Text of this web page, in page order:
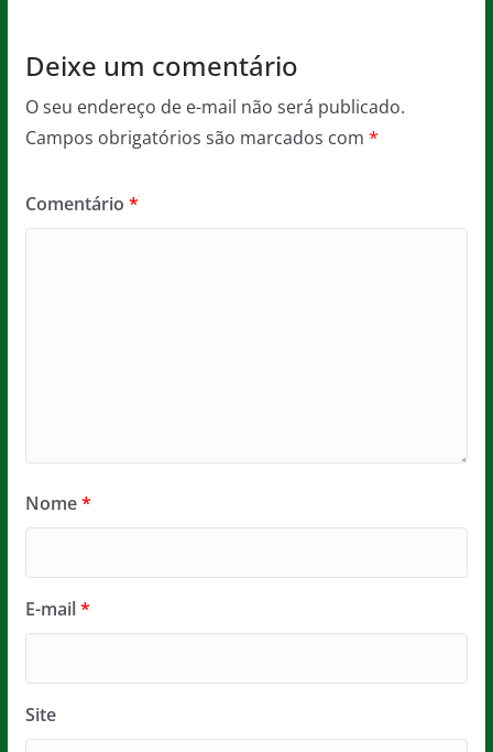
Deixe um comentário
O seu endereço de e-mail não será publicado.
Campos obrigatórios são marcados com *
Comentário *
Nome*
E-mail*
Site